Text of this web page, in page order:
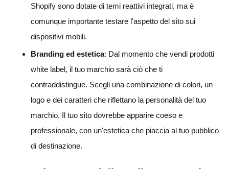
Shopify sono dotate di temi reattivi integrati, ma è
comunque importante testare l'aspetto del sito sui
dispositivi mobili.
Branding ed estetica: Dal momento che vendi prodotti
white label, il tuo marchio sarà ciò che ti
contraddistingue. Scegli una combinazione di colori, un
logo e dei caratteri che riflettano la personalità del tuo
marchio. Il tuo sito dovrebbe apparire coeso e
professionale, con un'estetica che piaccia al tuo pubblico
di destinazione.